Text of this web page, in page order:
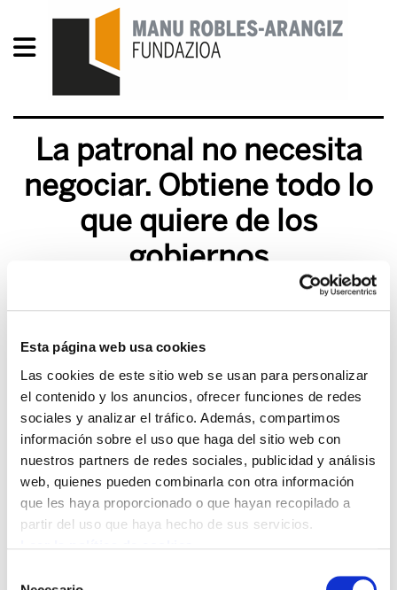
Esta página web usa cookies
Las cookies de este sitio web se usan para personalizar
el contenido y los anuncios, ofrecer funciones de redes
sociales y analizar el tráfico. Además, compartimos
información sobre el uso que haga del sitio web con
nuestros partners de redes sociales, publicidad y análisis
web, quienes pueden combinarla con otra información
que les haya proporcionado o que hayan recopilado a
partir del uso que haya hecho de sus servicios.
La patronal no necesita
negociar. Obtiene todo lo
que quiere de los
gobiernos
Bideo hau ikusi ahal izatekomarketing-cookieak onartu